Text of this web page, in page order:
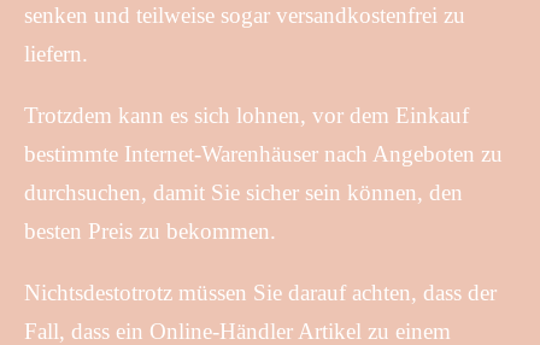
senken und teilweise sogar versandkostenfrei zu
liefern.
Trotzdem kann es sich lohnen, vor dem Einkauf
bestimmte Internet-Warenhäuser nach Angeboten zu
durchsuchen, damit Sie sicher sein können, den
besten Preis zu bekommen.
Nichtsdestotrotz müssen Sie darauf achten, dass der
Fall, dass ein Online-Händler Artikel zu einem